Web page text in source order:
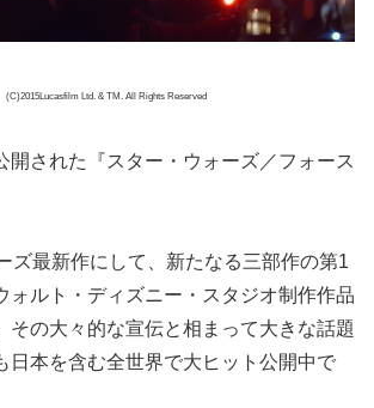
(C)2015Lucasfilm Ltd. & TM. All Rights Reserved
開された『スター・ウォーズ／フォース
ズ最新作にして、新たなる三部作の第1
ォルト・ディズニー・スタジオ制作作品
その大々的な宣伝と相まって大きな話題
日本を含む全世界で大ヒット公開中で